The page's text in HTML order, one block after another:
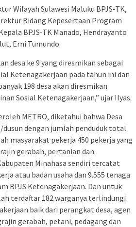
Wilayah Sulawesi Maluku BPJS-TK,
Bidang Kepesertaan Program
BPJS-TK Manado, Hendrayanto
Erni Tumundo.
desa ke 9 yang diresmikan sebagai
Ketenagakerjaan pada tahun ini dan
198 desa akan diresmikan
Sosial Ketenagakerjaan,” ujar Ilyas.
METRO, diketahui bahwa Desa
dengan jumlah penduduk total
masyarakat pekerja 450 pekerja yang
gerabah, pertanian dan
Minahasa sendiri tercatat
atau badan usaha dan 9.555 tenaga
BPJS Ketenagakerjaan. Dan untuk
terdaftar 182 warganya terlindungi
baik dari perangkat desa, agen
gerabah, petani, pedagang dan